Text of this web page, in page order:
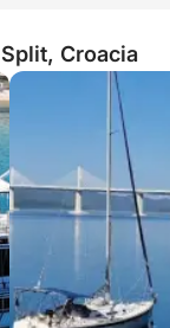
Croacia